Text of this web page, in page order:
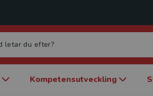
Kompetensutveckling